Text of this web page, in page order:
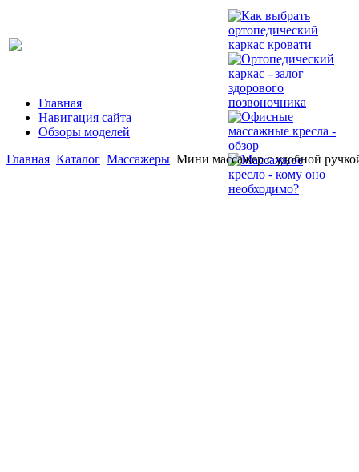
Главная
Навигация сайта
Обзоры моделей
Главная Каталог Массажеры Мини массажер с удобной